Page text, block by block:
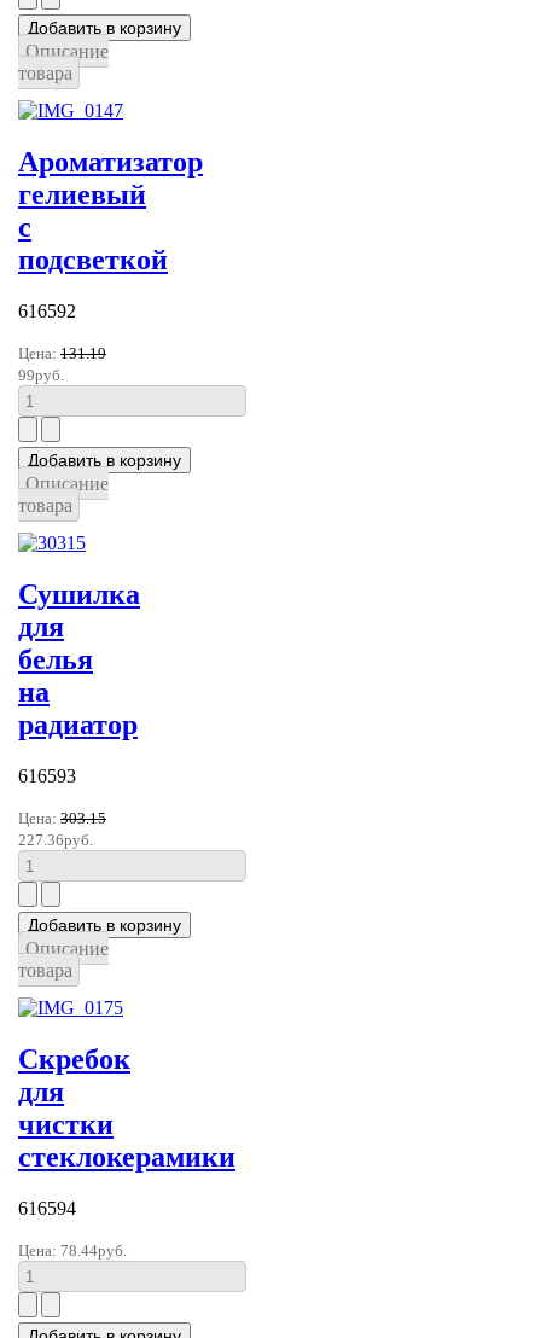
Описание
товара
Ароматизатор
гелиевый
с
подсветкой
616592
Цена: 131.19
99руб.
Описание
товара
Сушилка
для
белья
на
радиатор
616593
Цена: 303.15
227.36руб.
Описание
товара
Скребок
для
чистки
стеклокерамики
616594
Цена: 78.44руб.